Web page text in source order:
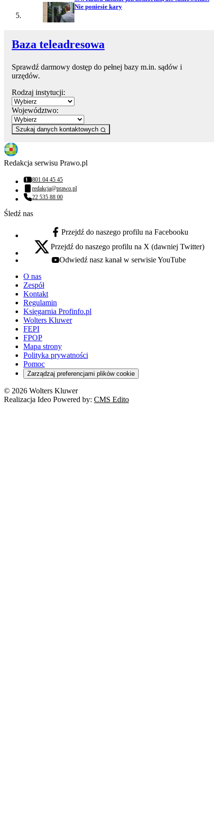
Nie poniesie kary
Baza teleadresowa
Sprawdź darmowy dostęp do pełnej bazy m.in. sądów i
urzędów.
Rodzaj instytucji:
Województwo:
Szukaj danych kontaktowych
Redakcja serwisu Prawo.pl
Numer telefonu:
801 04 45 45
Adres email:
redakcja@prawo.pl
Numer telefonu:
22 535 88 00
Śledź nas
facebook - otwiera się w nowej karcie
Przejdź do naszego profilu na Facebooku
x - otwiera się w nowej karcie
Przejdź do naszego profilu na X (dawniej Twitter)
youtube - otwiera się w nowej karcie
Odwiedź nasz kanał w serwisie YouTube
O nas
Zespół
Kontakt
Regulamin
Księgarnia Profinfo.pl
Wolters Kluwer
FEPI
FPOP
Mapa strony
Polityka prywatności
Pomoc
Zarządzaj preferencjami plików cookie
© 2026 Wolters Kluwer
Realizacja Ideo Powered by: CMS Edito